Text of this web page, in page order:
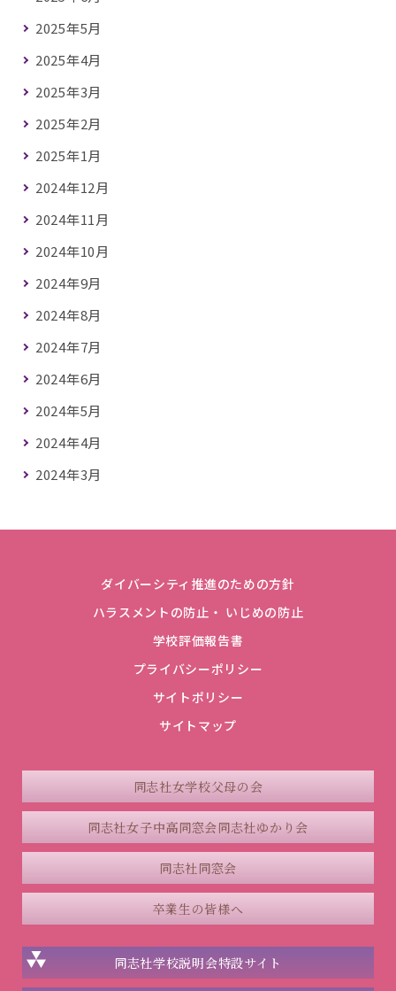
2025年5月
2025年4月
2025年3月
2025年2月
2025年1月
2024年12月
2024年11月
2024年10月
2024年9月
2024年8月
2024年7月
2024年6月
2024年5月
2024年4月
2024年3月
ダイバーシティ推進のための方針
ハラスメントの防止・ いじめの防止
学校評価報告書
プライバシーポリシー
サイトポリシー
サイトマップ
同志社女学校父母の会
同志社女子中高同窓会同志社ゆかり会
同志社同窓会
卒業生の皆様へ
同志社学校説明会特設サイト